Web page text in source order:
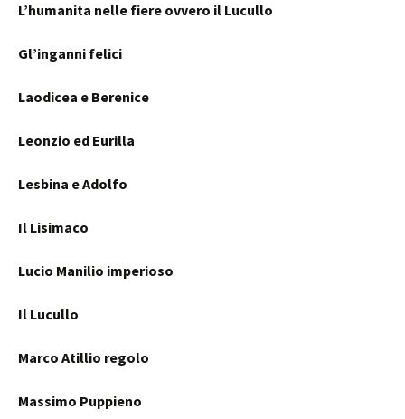
L’humanita nelle fiere ovvero il Lucullo
Gl’inganni felici
Laodicea e Berenice
Leonzio ed Eurilla
Lesbina e Adolfo
Il Lisimaco
Lucio Manilio imperioso
Il Lucullo
Marco Atillio regolo
Massimo Puppieno